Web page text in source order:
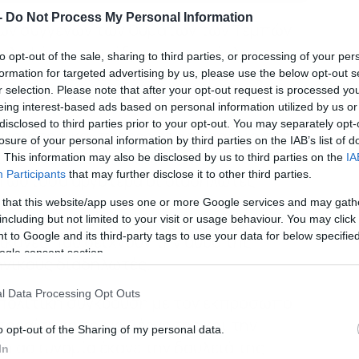
Do Not Process My Personal Information
opt-out of the sale, sharing to third parties, or processing of your
for targeted advertising by us, please use the below opt-out
selection. Please note that after your opt-out request is processed
interest-based ads based on personal information utilized by us
to third parties prior to your opt-out. You may separately
of your personal information by third parties on the IAB’s list of
This information may also be disclosed by us to third parties on the
Participants that may further disclose it to other third parties.
that this website/app uses one or more Google services and may
but not limited to your visit or usage behaviour. You may
to Google and its third-party tags to use your data for below
consent section.
Data Processing Opt Outs
opt-out of the Sharing of my personal data.
συγγενών των θυμάτων των Τεμπών
που έδρασαν ανενόχλητοι,
τις μεγαλειώδεις συγκεντρώσεις σε
και πέτρες στο προαύλιο της
επεισόδια επεκτάθηκαν με αποτέλεσμα
ωστόσο αργότερα οι διαδηλωτές
που δείχνουν την αύρα της
διαδηλωτές.
σύγκρουση με τον εκπρόσωπο
της κυβέρνησης και την
έκανε την δουλειά της.